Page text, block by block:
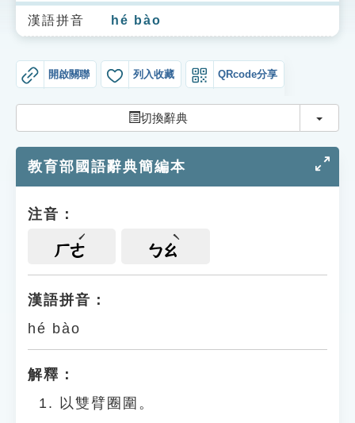
生字詞彙表
成語故事
索引選單
單字索引
遊戲專區
貓頭鷹博士
漢語拼音 hé bào
開啟關聯 列入收藏 QRcode分享
切換辭典 切換
教育部國語辭典簡編本
注音：
ㄏㄜ ㄅㄠ
漢語拼音：
hé bào
解釋：
以雙臂圈圍。